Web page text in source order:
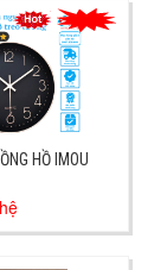
HỒ IMOU